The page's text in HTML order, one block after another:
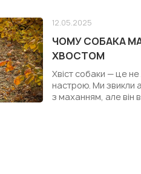
12.05.2025
ЧОМУ СОБАКА
ХВОСТОМ
Хвіст собаки — це
настрою. Ми звикли
з маханням, але він